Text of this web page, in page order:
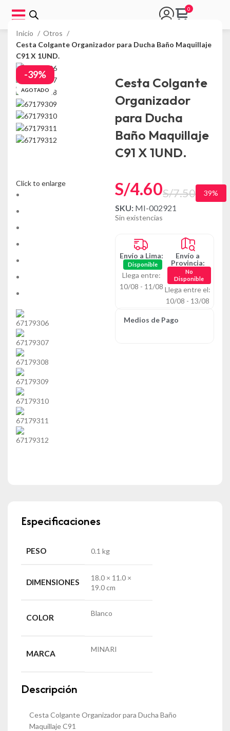
Inicio
Otros
Cesta Colgante Organizador para Ducha Baño Maquillaje
C91 X 1UND.
-39%
AGOTADO
Click to enlarge
Cesta Colgante
Organizador
para Ducha
Baño Maquillaje
C91 X 1UND.
S/7.50
S/4.60 39%
SKU: MI-002921
Sin existencias
Envío a Lima:
Disponible
Llega entre:
10/08 - 11/08
Envío a
Provincia:
No
Disponible
Llega entre el:
10/08 - 13/08
Medios de Pago
Especificaciones
PESO 0.1 kg
DIMENSIONES
18.0 × 11.0 ×
19.0 cm
COLOR Blanco
MARCA MINARI
Descripción
Cesta Colgante Organizador para Ducha Baño
Maquillaje C91